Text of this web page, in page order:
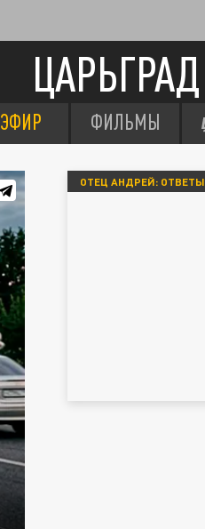
ЦАРЬГРАД
ЭФИР ФИЛЬМЫ
ОТЕЦ АНДРЕЙ: ОТВЕТЫ